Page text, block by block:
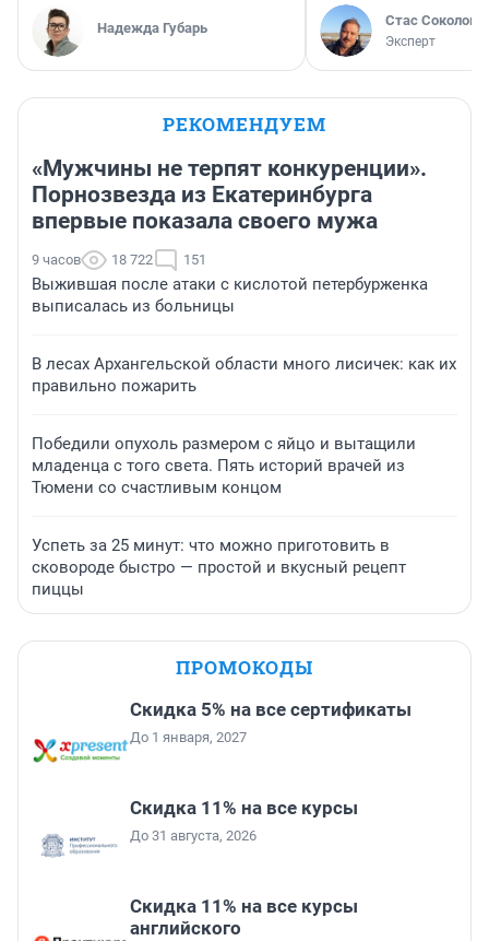
Надежда Губарь Стас Соколов
Эксперт
РЕКОМЕНДУЕМ
«Мужчины не терпят конкуренции».
Порнозвезда из Екатеринбурга
впервые показала своего мужа
9 часов 18 722 151
Выжившая после атаки с кислотой петербурженка
выписалась из больницы
В лесах Архангельской области много лисичек: как их
правильно пожарить
Победили опухоль размером с яйцо и вытащили
младенца с того света. Пять историй врачей из
Тюмени со счастливым концом
Успеть за 25 минут: что можно приготовить в
сковороде быстро — простой и вкусный рецепт
пиццы
ПРОМОКОДЫ
Скидка 5% на все сертификаты
До 1 января, 2027
Скидка 11% на все курсы
До 31 августа, 2026
Скидка 11% на все курсы
английского